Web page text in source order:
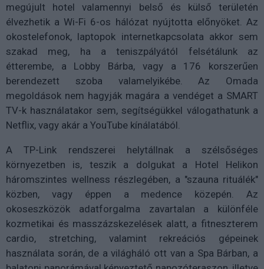
megújult hotel valamennyi belső és külső területén
élvezhetik a Wi-Fi 6-os hálózat nyújtotta előnyöket. Az
okostelefonok, laptopok internetkapcsolata akkor sem
szakad meg, ha a teniszpályától felsétálunk az
étterembe, a Lobby Bárba, vagy a 176 korszerűen
berendezett szoba valamelyikébe. Az Omada
megoldások nem hagyják magára a vendéget a SMART
TV-k használatakor sem, segítségükkel válogathatunk a
Netflix, vagy akár a YouTube kínálatából.
A TP-Link rendszerei helytállnak a szélsőséges
környezetben is, teszik a dolgukat a Hotel Helikon
háromszintes wellness részlegében, a "szauna rituálék"
közben, vagy éppen a medence közepén. Az
okoseszközök adatforgalma zavartalan a különféle
kozmetikai és masszázskezelések alatt, a fitneszterem
cardio, stretching, valamint rekreációs gépeinek
használata során, de a világháló ott van a Spa Bárban, a